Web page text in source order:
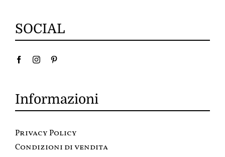
SOCIAL
Informazioni
Privacy Policy
Condizioni di vendita